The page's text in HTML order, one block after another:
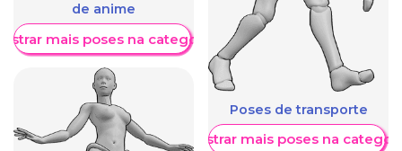
de anime
mais poses na categoria
Poses de transporte
Mostrar mais poses na